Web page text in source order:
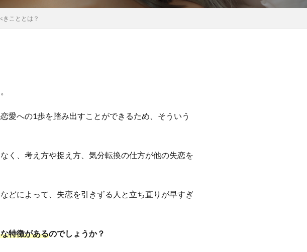
こととは？
愛への1歩を踏み出すことができるため、そういう
く、考え方や捉え方、気分転換の仕方が他の失恋を
どによって、失恋を引きずる人と立ち直りが早すぎ
特徴があるのでしょうか？